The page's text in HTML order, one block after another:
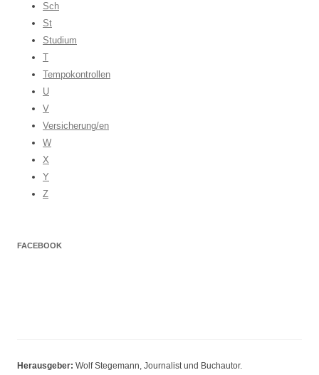
Sch
St
Studium
T
Tempokontrollen
U
V
Versicherung/en
W
X
Y
Z
FACEBOOK
Herausgeber: Wolf Stegemann, Journalist und Buchautor.